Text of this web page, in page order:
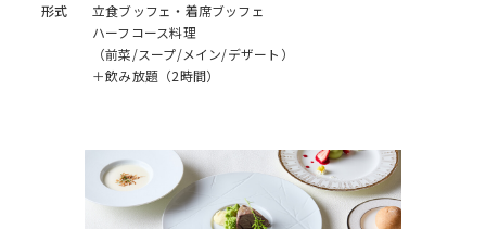
形式
立食ブッフェ・着席ブッフェ
ハーフコース料理
（前菜/スープ/メイン/デザート）
＋飲み放題（2時間）